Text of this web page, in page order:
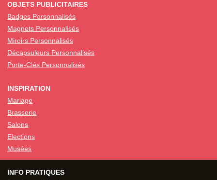
OBJETS PUBLICITAIRES
Badges Personnalisés
Magnets Personnalisés
Miroirs Personnalisés
Décapsuleurs Personnalisés
Porte-Clés Personnalisés
INSPIRATION
Mariage
Brasserie
Salons
Elections
Musées
INFO PRATIQUES